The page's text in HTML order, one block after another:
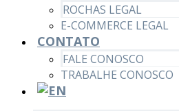
ROCHAS LEGAL
E-COMMERCE LEGAL
CONTATO
FALE CONOSCO
TRABALHE CONOSCO